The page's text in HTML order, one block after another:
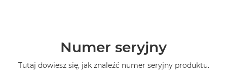
Numer seryjny
Tutaj dowiesz się, jak znaleźć numer seryjny produktu.